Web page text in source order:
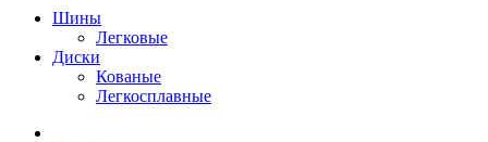
Шины
Легковые
Диски
Кованые
Легкосплавные